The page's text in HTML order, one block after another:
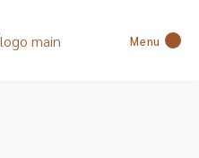
Menu